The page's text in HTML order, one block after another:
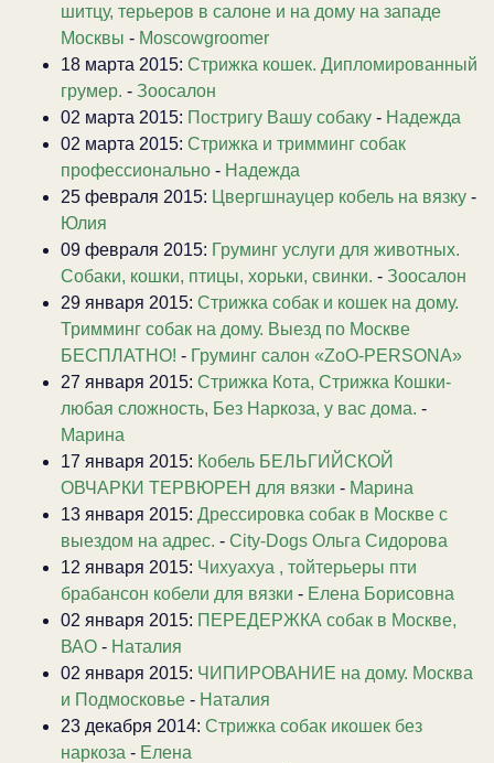
шитцу, терьеров в салоне и на дому на западе
Москвы - Moscowgroomer
18 марта 2015: Стрижка кошек. Дипломированный
грумер. - Зоосалон
02 марта 2015: Постригу Вашу собаку - Надежда
02 марта 2015: Стрижка и тримминг собак
профессионально - Надежда
25 февраля 2015: Цвергшнауцер кобель на вязку -
Юлия
09 февраля 2015: Груминг услуги для животных.
Собаки, кошки, птицы, хорьки, свинки. - Зоосалон
29 января 2015: Стрижка собак и кошек на дому.
Тримминг собак на дому. Выезд по Москве
БЕСПЛАТНО! - Груминг салон «ZoO-PERSONA»
27 января 2015: Стрижка Кота, Стрижка Кошки-
любая сложность, Без Наркоза, у вас дома. -
Марина
17 января 2015: Кобель БЕЛЬГИЙСКОЙ
ОВЧАРКИ ТЕРВЮРЕН для вязки - Марина
13 января 2015: Дрессировка собак в Москве с
выездом на адрес. - City-Dogs Ольга Сидорова
12 января 2015: Чихуахуа , тойтерьеры пти
брабансон кобели для вязки - Елена Борисовна
02 января 2015: ПЕРЕДЕРЖКА собак в Москве,
ВАО - Наталия
02 января 2015: ЧИПИРОВАНИЕ на дому. Москва
и Подмосковье - Наталия
23 декабря 2014: Стрижка собак икошек без
наркоза - Елена